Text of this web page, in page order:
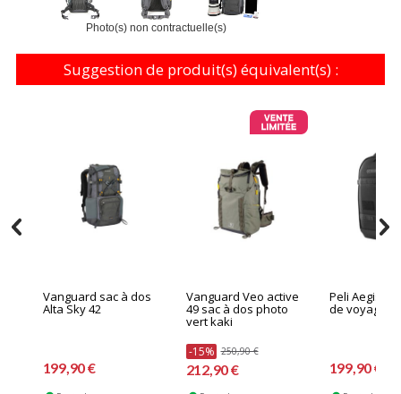
Photo(s) non contractuelle(s)
Suggestion de produit(s) équivalent(s) :
Vanguard sac à dos
Alta Sky 42
199,90 €
Vanguard Veo active
49 sac à dos photo
vert kaki
-15% 250,90 €
212,90 €
Peli Aegis
de voyage
199,90 €